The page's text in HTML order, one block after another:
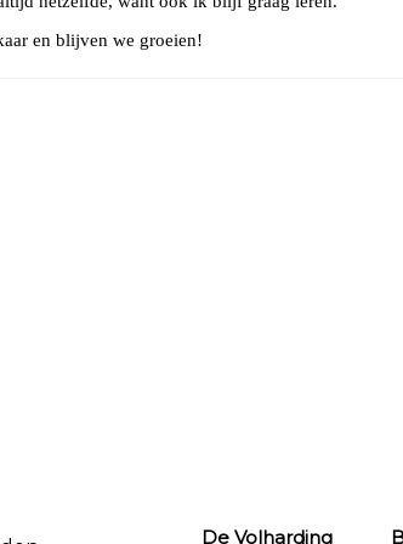
en blijven we groeien!
De Volharding